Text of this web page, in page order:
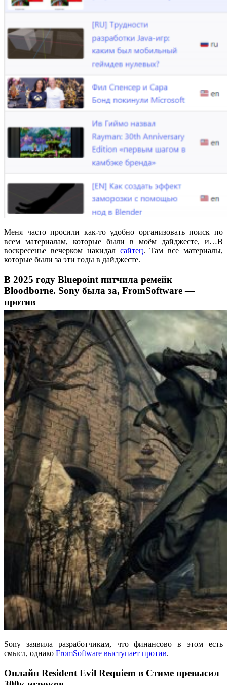
Меня часто просили как-то удобно организовать поиск по
всем материалам, которые были в моём дайджесте, и…В
воскресенье вечерком накидал сайтец. Там все материалы,
которые были за эти годы в дайджесте.
В 2025 году Bluepoint питчила ремейк
Bloodborne. Sony была за, FromSoftware —
против
Sony заявила разработчикам, что финансово в этом есть
смысл, однако FromSoftware выступает против.
Онлайн Resident Evil Requiem в Стиме превысил